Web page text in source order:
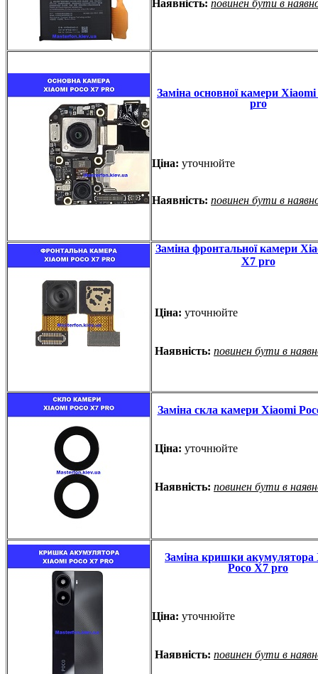
Наявність: повинен бути в
Заміна основної камери
pro
Ціна: уточнюйте
Наявність: повинен бути в
Заміна фронтальної камери
X7 pro
Ціна: уточнюйте
Наявність: повинен бути в
Заміна скла камери Xiaomi
Ціна: уточнюйте
Наявність: повинен бути в
Заміна кришки акумулятора
Poco X7 pro
Ціна: уточнюйте
Наявність: повинен бути в